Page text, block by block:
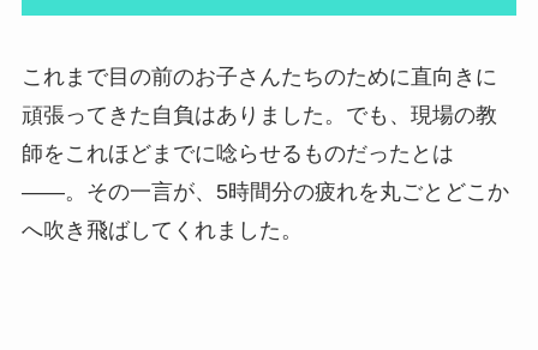
これまで目の前のお子さんたちのために直向きに
頑張ってきた自負はありました。でも、現場の教
師をこれほどまでに唸らせるものだったとは
——。その一言が、5時間分の疲れを丸ごとどこか
へ吹き飛ばしてくれました。